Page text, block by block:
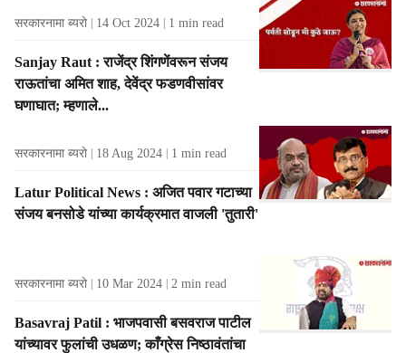
e
f
r
o
t
e
A
o
सरकारनामा ब्यरो 14 Oct 2024 1 min read
Sanjay Raut : राजेंद्र शिंगणेंवरून संजय
राऊतांचा अमित शाह, देवेंद्र फडणवीसांवर
घणाघात; म्हणाले...
सरकारनामा ब्यरो 18 Aug 2024 1 min read
Latur Political News : अजित पवार गटाच्या
संजय बनसोडे यांच्या कार्यक्रमात वाजली 'तुतारी'
सरकारनामा ब्यरो 10 Mar 2024 2 min read
Basavraj Patil : भाजपवासी बसवराज पाटील
यांच्यावर फुलांची उधळण; काँग्रेस निष्ठावंतांचा